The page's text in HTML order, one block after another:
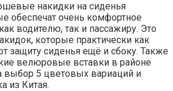
накидки на сиденья
обеспечат очень комфортное
водителю, так и пассажиру. Это
которые практически как
защиту сиденья ещё и сбоку. Также
велюровые вставки в районе
выбор 5 цветовых вариаций и
из Китая.